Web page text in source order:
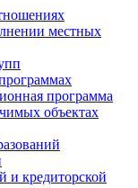
местных
программа
объектах
и кредиторской